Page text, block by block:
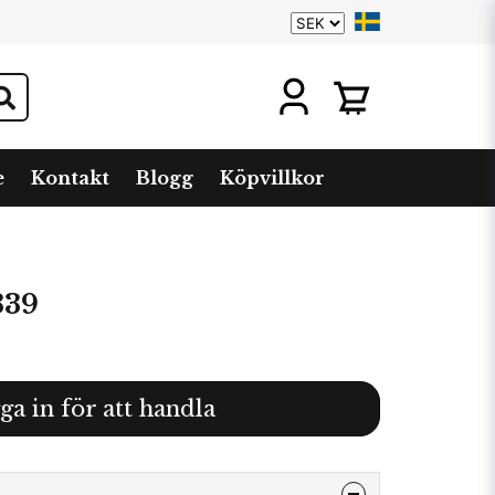
Kontakt Blogg Köpvillkor
in för att handla